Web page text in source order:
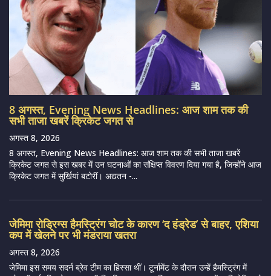
8 अगस्त, Evening News Headlines: आज शाम तक की
सभी ताजा खबरें क्रिकेट जगत से
अगस्त 8, 2026
8 अगस्त, Evening News Headlines: आज शाम तक की सभी ताजा खबरें
क्रिकेट जगत से इस खबर में उन घटनाओं का संक्षिप्त विवरण दिया गया है, जिन्होंने आज
क्रिकेट जगत में सुर्खियां बटोरीं। अद्यतन -...
जेमिमा रोड्रिग्स हैमस्ट्रिंग चोट के कारण ‘द हंड्रेड’ से बाहर, एशिया
कप में खेलने पर भी मंडराया खतरा
अगस्त 8, 2026
जेमिमा इस समय सदर्न ब्रेव टीम का हिस्सा थीं। टूर्नामेंट के दौरान उन्हें हैमस्ट्रिंग में